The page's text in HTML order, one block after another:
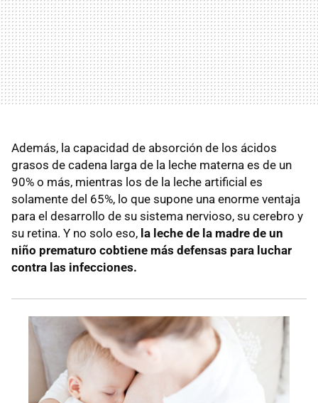
Además, la capacidad de absorción de los ácidos
grasos de cadena larga de la leche materna es de un
90% o más, mientras los de la leche artificial es
solamente del 65%, lo que supone una enorme ventaja
para el desarrollo de su sistema nervioso, su cerebro y
su retina. Y no solo eso, la leche de la madre de un
niño prematuro cobtiene más defensas para luchar
contra las infecciones.